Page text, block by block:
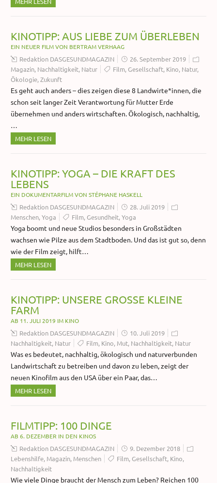
KINOTIPP: AUS LIEBE ZUM ÜBERLEBEN
EIN NEUER FILM VON BERTRAM VERHAAG
Redaktion DASGESUNDMAGAZIN
26. September 2019
Magazin, Nachhaltigkeit, Natur Film,Gesellschaft, Kino, Natur,
Ökologie,Zukunft
Es geht auch anders – dies zeigen diese 8 Landwirte*innen, die
schon seit langer Zeit Verantwortung für Mutter Erde
übernehmen und anders wirtschaften. Ökologisch, nachhaltig,
…
MEHR LESEN
KINOTIPP: YOGA – DIE KRAFT DES
LEBENS
EIN DOKUMENTARFILM VON STÉPHANE HASKELL
Redaktion DASGESUNDMAGAZIN
28. Juli 2019
Menschen,Yoga Film,Gesundheit,Yoga
Yoga boomt und neue Studios besonders in Großstädten
wachsen wie Pilze aus dem Stadtboden. Und das ist gut so, denn
wie der Film zeigt, hilft…
MEHR LESEN
KINOTIPP: UNSERE GROSSE KLEINE F
ARM
AB 11. JULI 2019 IM KINO
Redaktion DASGESUNDMAGAZIN
10. Juli 2019
Nachhaltigkeit, Natur Film, Kino, Mut, Nachhaltigkeit, Natur
Was es bedeutet, nachhaltig, ökologisch und naturverbunden
Landwirtschaft zu betreiben und davon zu leben, zeigt der
neuen Kinofilm aus den USA über ein Paar, das…
MEHR LESEN
FILMTIPP: 100 DINGE
AB 6. DEZEMBER IN DEN KINOS
Redaktion DASGESUNDMAGAZIN
9. Dezember 2018
Lebenshilfe, Magazin, Menschen Film,Gesellschaft, Kino,
Nachhaltigkeit
Wie viele Dinge braucht der Mensch zum Leben? Reichen 100